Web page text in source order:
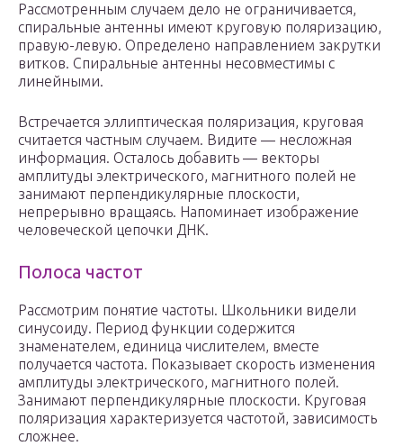
Рассмотренным случаем дело не ограничивается,
спиральные антенны имеют круговую поляризацию,
правую-левую. Определено направлением закрутки
витков. Спиральные антенны несовместимы с
линейными.
Встречается эллиптическая поляризация, круговая
считается частным случаем. Видите — несложная
информация. Осталось добавить — векторы
амплитуды электрического, магнитного полей не
занимают перпендикулярные плоскости,
непрерывно вращаясь. Напоминает изображение
человеческой цепочки ДНК.
Полоса частот
Рассмотрим понятие частоты. Школьники видели
синусоиду. Период функции содержится
знаменателем, единица числителем, вместе
получается частота. Показывает скорость изменения
амплитуды электрического, магнитного полей.
Занимают перпендикулярные плоскости. Круговая
поляризация характеризуется частотой, зависимость
сложнее.